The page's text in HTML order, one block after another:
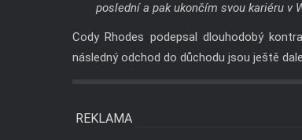
poslední a pak ukončím svou kariéru v
Cody Rhodes podepsal dlouhodobý
následný odchod do důchodu jsou ještě
REKLAMA